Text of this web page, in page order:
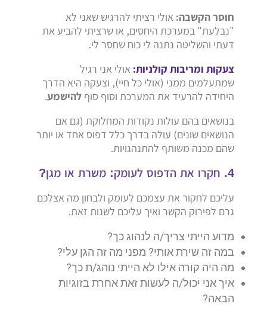
חוסר הקשבה: אולי רציתי להרגיש שאני לא
"נבלעת" במערכת היחסים, או שרציתי להביע את
דעתי והשליטה נתנה לי כוח שחסר לי.
צעקות ומריבות קולניות: אולי אני רגיל
שמתעלמים ממני (אולי כל חיי), וצעקה היא הדרך
היחידה להרעיד את המערכת וסוף סוף להישמע.
בנושאים בהם עולות נקודות המחלוקת (גם אם
הנושאים שונים) עולה בדרך כלל דפוס אחד או יותר
שהם מכנה משותף להתנהגויות.
4. חקרו את הדפוס לעומק: משרת או מגן?
עליכם לחקור את עצמכם לעומק ולבחון מה אצלכם
גרם לפירוק הקשר ואיך עליכם לשנות זאת.
מדוע הייתי צריך/ה לנהוג כך?
במה זה שירת אותי? מפני מה זה הגן עלי?
מה היה קורה אילו לא הייתי נוהג/ת כך?
איך אני יכול/ה לעשות זאת אחרת בזוגיות
הבאה?